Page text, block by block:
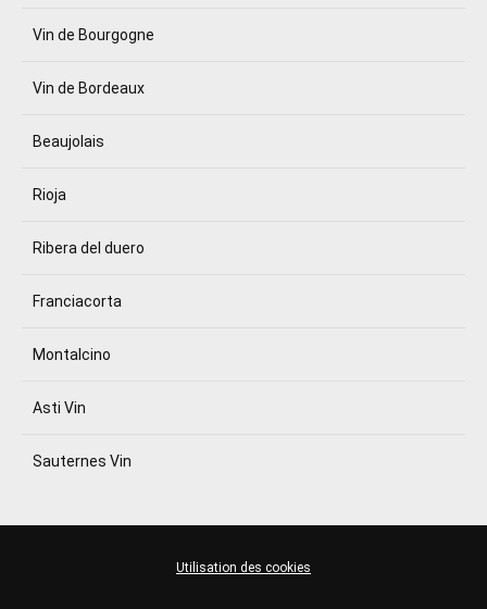
Vin de Bourgogne
Vin de Bordeaux
Beaujolais
Rioja
Ribera del duero
Franciacorta
Montalcino
Asti Vin
Sauternes Vin
Utilisation des cookies